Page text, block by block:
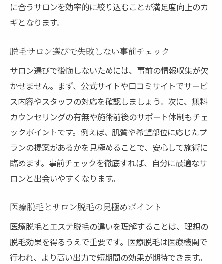
医療脱毛 伊勢市 で得られるメリット
エステ脱毛が選ばれる理由と注意点
脱毛業界で一番いいのはどちらなのか
メンズ脱毛を伊勢市で受けるなら押さえたい点
伊勢 脱毛 メンズ サロンの選び方徹底解説
メンズ対応の医療脱毛 伊勢市 事情
男性におすすめの脱毛プランと特徴
口コミでわかるメンズ脱毛サロンの実態
通いやすさや予約方法も比較検証
メンズ脱毛でよくある疑問と注意点
口コミと評判から探る脱毛のリアルな体験談
評判から読み解く人気脱毛サロンの共通点
実際の体験談で見る施術効果と痛みの感想
に合うサロンを効率的に絞り込むことが満足度向上のカ
ギとなります。
脱毛サロン選びで失敗しない事前チェック
サロン選びで後悔しないためには、事前の情報収集が欠
かせません。まず、公式サイトや口コミサイトでサービ
ス内容やスタッフの対応を確認しましょう。次に、無料
カウンセリングの有無や施術前後のサポート体制もチェ
ックポイントです。例えば、肌質や希望部位に応じたプ
ランの提案があるかを見極めることで、安心して施術に
臨めます。事前チェックを徹底すれば、自分に最適なサ
ロンと出会いやすくなります。
医療脱毛とサロン脱毛の見極めポイント
医療脱毛とエステ脱毛の違いを理解することは、理想の
脱毛効果を得るうえで重要です。医療脱毛は医療機関で
行われ、より高い出力で短期間の効果が期待できます。